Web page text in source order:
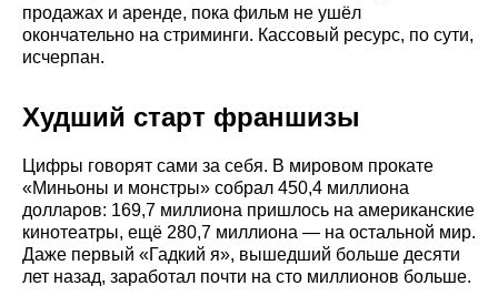
продажах и аренде, пока фильм не ушёл
окончательно на стриминги. Кассовый ресурс, по сути,
исчерпан.
Худший старт франшизы
Цифры говорят сами за себя. В мировом прокате
«Миньоны и монстры» собрал 450,4 миллиона
долларов: 169,7 миллиона пришлось на американские
кинотеатры, ещё 280,7 миллиона — на остальной мир.
Даже первый «Гадкий я», вышедший больше десяти
лет назад, заработал почти на сто миллионов больше.